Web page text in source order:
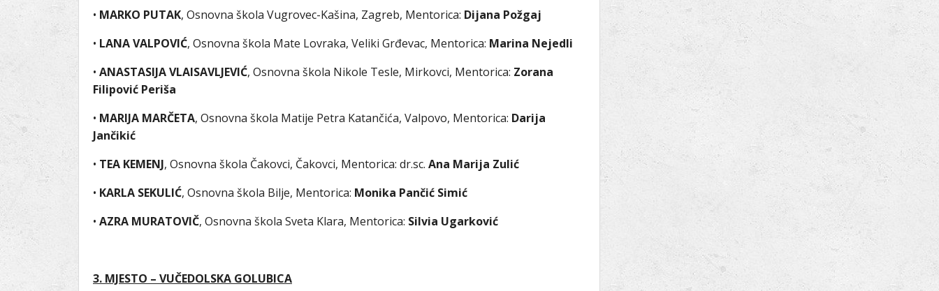
• MARKO PUTAK, Osnovna škola Vugrovec-Kašina, Zagreb, Mentorica: Dijana Požgaj
• LANA VALPOVIĆ, Osnovna škola Mate Lovraka, Veliki Grđevac, Mentorica: Marina Nejedli
• ANASTASIJA VLAISAVLJEVIĆ, Osnovna škola Nikole Tesle, Mirkovci, Mentorica: Zorana
Filipović Periša
• MARIJA MARČETA, Osnovna škola Matije Petra Katančića, Valpovo, Mentorica: Darija
Jančikić
• TEA KEMENJ, Osnovna škola Čakovci, Čakovci, Mentorica: dr.sc. Ana Marija Zulić
• KARLA SEKULIĆ, Osnovna škola Bilje, Mentorica: Monika Pančić Simić
• AZRA MURATOVIČ, Osnovna škola Sveta Klara, Mentorica: Silvia Ugarković
3. MJESTO – VUČEDOLSKA GOLUBICA